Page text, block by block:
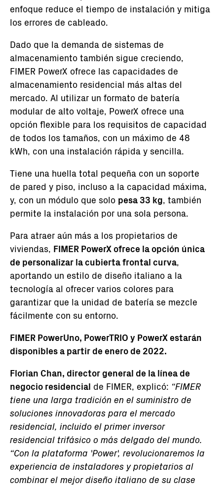
enfoque reduce el tiempo de instalación y mitiga
los errores de cableado.
Dado que la demanda de sistemas de
almacenamiento también sigue creciendo,
FIMER PowerX ofrece las capacidades de
almacenamiento residencial más altas del
mercado. Al utilizar un formato de batería
modular de alto voltaje, PowerX ofrece una
opción flexible para los requisitos de capacidad
de todos los tamaños, con un máximo de 48
kWh, con una instalación rápida y sencilla.
Tiene una huella total pequeña con un soporte
de pared y piso, incluso a la capacidad máxima,
y, con un módulo que solo pesa 33 kg, también
permite la instalación por una sola persona.
Para atraer aún más a los propietarios de
viviendas, FIMER PowerX ofrece la opción única
de personalizar la cubierta frontal curva,
aportando un estilo de diseño italiano a la
tecnología al ofrecer varios colores para
garantizar que la unidad de batería se mezcle
fácilmente con su entorno.
FIMER PowerUno, PowerTRIO y PowerX estarán
disponibles a partir de enero de 2022.
Florian Chan, director general de la línea de
negocio residencial de FIMER, explicó: “FIMER
tiene una larga tradición en el suministro de
soluciones innovadoras para el mercado
residencial, incluido el primer inversor
residencial trifásico o más delgado del mundo.
“Con la plataforma 'Power', revolucionaremos la
experiencia de instaladores y propietarios al
combinar el mejor diseño italiano de su clase